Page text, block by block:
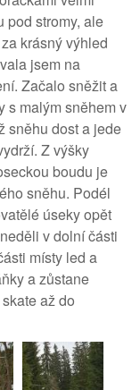
pod stromy, ale
krásný výhled
jsem na
Začalo sněžit a
s malým sněhem v
sněhu dost a jede
Z výšky
boudu je
sněhu. Podél
úseky opět
v dolní části
místy led a
a zůstane
až do